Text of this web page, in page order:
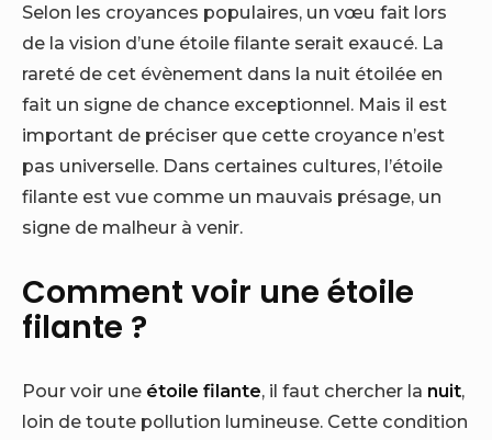
Selon les croyances populaires, un vœu fait lors
de la vision d’une étoile filante serait exaucé. La
rareté de cet évènement dans la nuit étoilée en
fait un signe de chance exceptionnel. Mais il est
important de préciser que cette croyance n’est
pas universelle. Dans certaines cultures, l’étoile
filante est vue comme un mauvais présage, un
signe de malheur à venir.
Comment voir une étoile
filante ?
Pour voir une étoile filante, il faut chercher la nuit,
loin de toute pollution lumineuse. Cette condition